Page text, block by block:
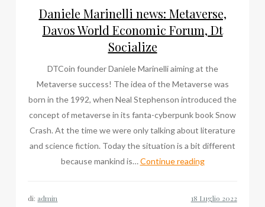
volte
che
abbiamo
parlato
Daniele Marinelli news: Metaverse,
Davos World Economic Forum, Dt
Socialize
DTCoin founder Daniele Marinelli aiming at the
Metaverse success! The idea of the Metaverse was
born in the 1992, when Neal Stephenson introduced the
concept of metaverse in its fanta-cyberpunk book Snow
Crash. At the time we were only talking about literature
and science fiction. Today the situation is a bit different
because mankind is…Continue readingDaniele
di: admin